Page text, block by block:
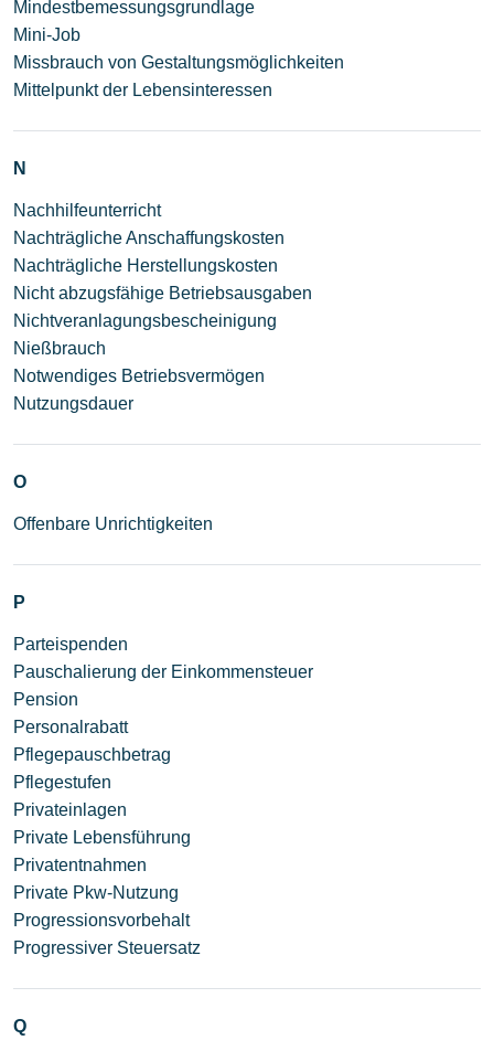
Mindestbemessungsgrundlage
Mini-Job
Missbrauch von Gestaltungsmöglichkeiten
Mittelpunkt der Lebensinteressen
N
Nachhilfeunterricht
Nachträgliche Anschaffungskosten
Nachträgliche Herstellungskosten
Nicht abzugsfähige Betriebsausgaben
Nichtveranlagungsbescheinigung
Nießbrauch
Notwendiges Betriebsvermögen
Nutzungsdauer
O
Offenbare Unrichtigkeiten
P
Parteispenden
Pauschalierung der Einkommensteuer
Pension
Personalrabatt
Pflegepauschbetrag
Pflegestufen
Privateinlagen
Private Lebensführung
Privatentnahmen
Private Pkw-Nutzung
Progressionsvorbehalt
Progressiver Steuersatz
Q